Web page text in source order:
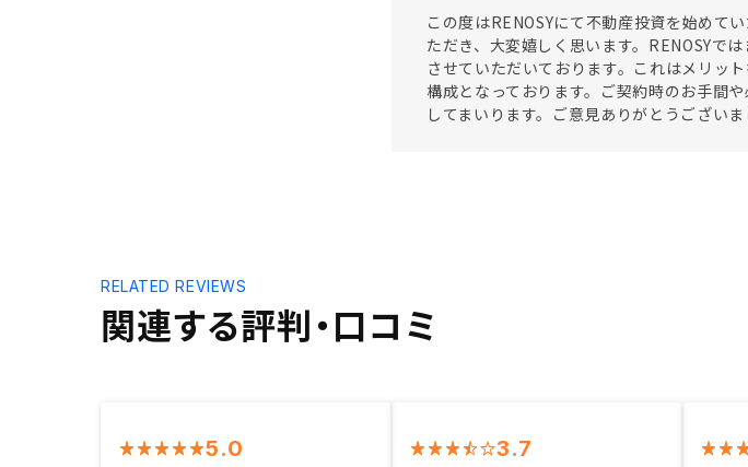
この度はRENOSYにて不動産投資を始めて
ただき、大変嬉しく思います。RENOSYで
させていただいております。これはメリッ
構成となっております。ご契約時のお手間
してまいります。ご意見ありがとうございま
関連する評判・口コミ
RELATED REVIEWS
5.0 3.7